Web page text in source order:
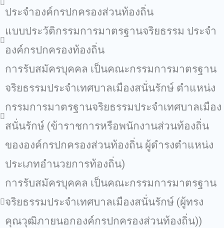
ประจำองค์กรปกครองส่วนท้องถิ่น
แบบประวัติกรรมการมาตรฐานจริยธรรม ประจำ
องค์กรปกครองท้องถิ่น
การรับสมัครบุคคล เป็นคณะกรรมการมาตรฐาน
จริยธรรมประจำเทศบาลเมืองสนั่นรักษ์ ตำแหน่ง
กรรมการมาตรฐานจริยธรรมประจำเทศบาลเมือง
สนั่นรักษ์ (ข้าราชการหรือพนักงานส่วนท้องถิ่น
ขององค์กรปกครองส่วนท้องถิ่น ผู้ดำรงตำแหน่ง
ประเภทอำนวยการท้องถิ่น)
การรับสมัครบุคคล เป็นคณะกรรมการมาตรฐาน
จริยธรรมประจำเทศบาลเมืองสนั่นรักษ์ (ผู้ทรง
คุณวุฒิภายนอกองค์กรปกครองส่วนท้องถิ่น))